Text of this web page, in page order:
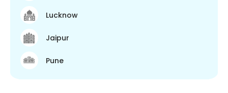
Lucknow
Jaipur
Pune